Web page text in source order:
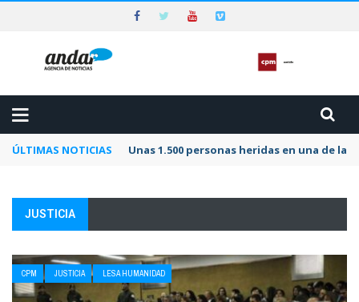
ÚLTIMAS NOTICIAS Unas 1.500 personas heridas en una de
JUSTICIA
CPM JUSTICIA LESA HUMANIDAD